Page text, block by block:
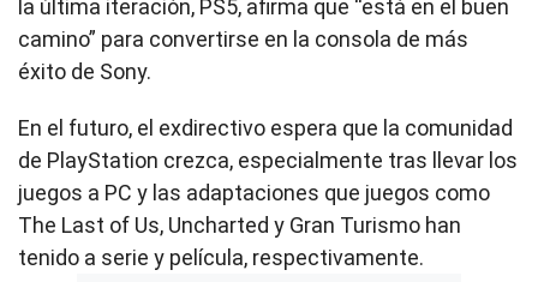
la última iteración, PS5, afirma que “está en el buen
camino” para convertirse en la consola de más
éxito de Sony.
En el futuro, el exdirectivo espera que la comunidad
de PlayStation crezca, especialmente tras llevar los
juegos a PC y las adaptaciones que juegos como
The Last of Us, Uncharted y Gran Turismo han
tenido a serie y película, respectivamente.